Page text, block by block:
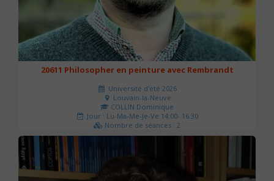
20611 Philosopher en peinture avec Rembrandt
Université d'été 2026
Louvain-la-Neuve
COLLIN Dominique
Jour : Lu-Ma-Me-Je-Ve 14:00- 16:30
Nombre de séances : 2
51 €